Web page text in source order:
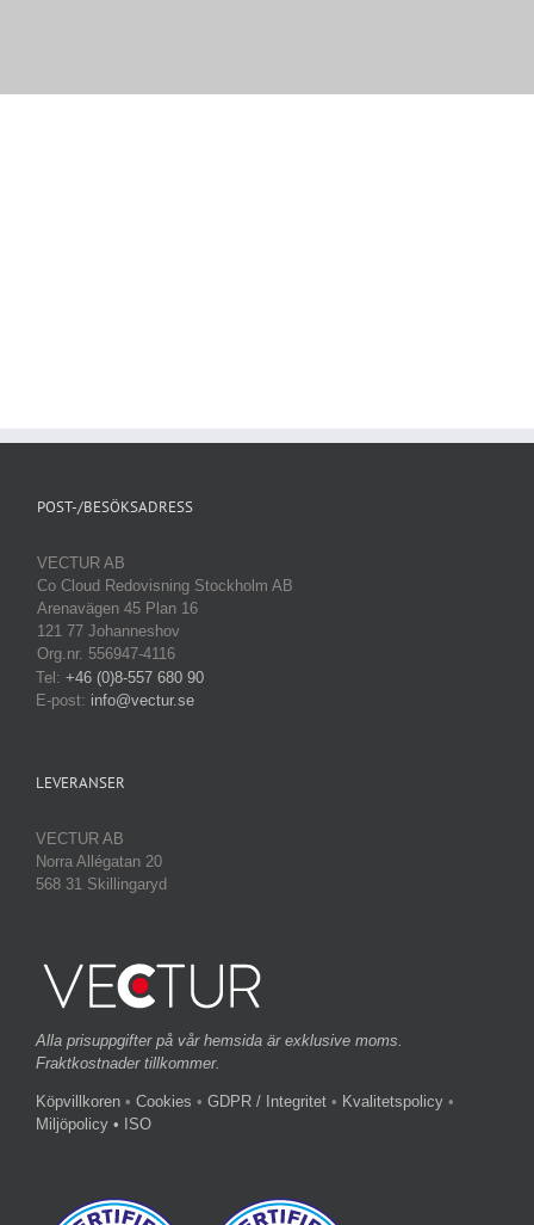
POST-/BESÖKSADRESS
VECTUR AB
Co Cloud Redovisning Stockholm AB
Arenavägen 45 Plan 16
121 77 Johanneshov
Org.nr. 556947-4116
Tel: +46 (0)8-557 680 90
E-post: info@vectur.se
LEVERANSER
VECTUR AB
Norra Allégatan 20
568 31 Skillingaryd
Alla prisuppgifter på vår hemsida är exklusive moms.
Fraktkostnader tillkommer.
Köpvillkoren • Cookies • GDPR / Integritet • Kvalitetspolicy •
Miljöpolicy • ISO